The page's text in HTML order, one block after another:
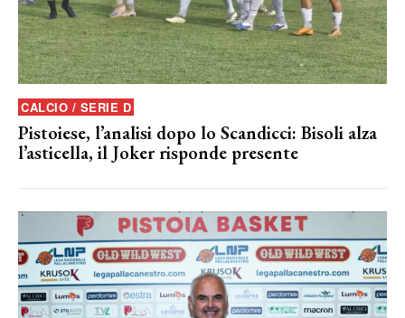
CALCIO / SERIE D
Pistoiese, l’analisi dopo lo Scandicci: Bisoli alza
l’asticella, il Joker risponde presente